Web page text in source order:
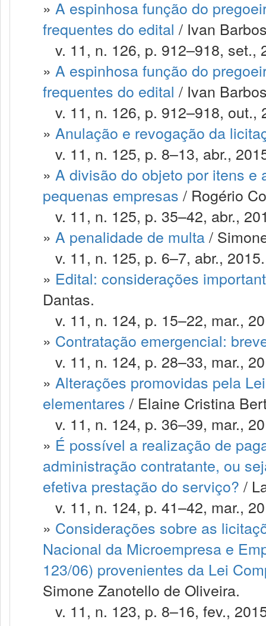
» A espinhosa função do
frequentes do edital / Ivan
v. 11, n. 126, p. 912–918, set.,
» A espinhosa função do
frequentes do edital / Ivan
v. 11, n. 126, p. 912–918, out.,
» Anulação e revogação da
v. 11, n. 125, p. 8–13, abr.,
» A divisão do objeto por itens
pequenas empresas / Rogério
v. 11, n. 125, p. 35–42, abr.,
» A penalidade de multa/
v. 11, n. 125, p. 6–7, abr., 2015.
» Edital: considerações
Dantas.
v. 11, n. 124, p. 15–22, mar.,
» Contratação emergencial:
v. 11, n. 124, p. 28–33, mar.,
» Alterações promovidas pela
elementares / Elaine Cristina
v. 11, n. 124, p. 36–39, mar.,
» É possível a realização de
administração contratante, ou
efetiva prestação do serviço? /
v. 11, n. 124, p. 41–42, mar.,
» Considerações sobre as
Nacional da Microempresa e
123/06) provenientes da Lei
Simone Zanotello de Oliveira.
v. 11, n. 123, p. 8–16, fev.,